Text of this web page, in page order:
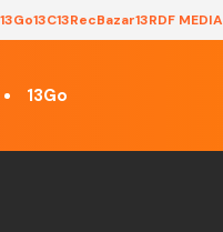
13Go13C13RecBazar13RDF MEDIA
13Go